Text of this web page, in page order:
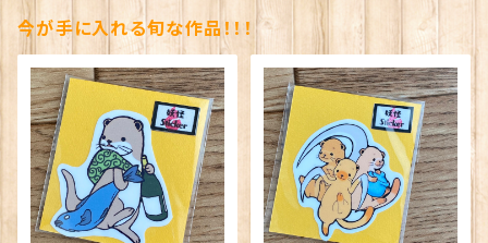
今が手に入れる旬な作品！！！